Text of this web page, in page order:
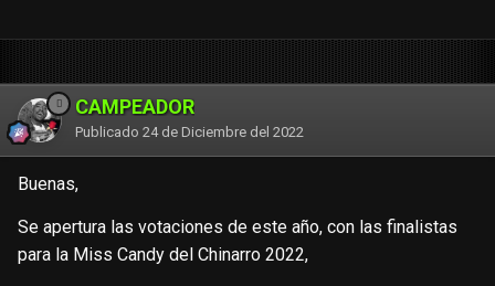
CAMPEADOR
Publicado 24 de Diciembre del 2022
Buenas,
Se apertura las votaciones de este año, con las finalistas
para la Miss Candy del Chinarro 2022,